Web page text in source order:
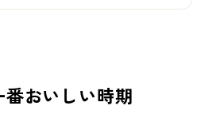
番おいしい時期